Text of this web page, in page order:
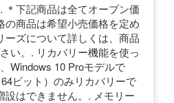
＊下記商品は全てオープン価
の商品は希望小売価格を定め
ーズについて詳しくは、商品
い。. リカバリー機能を使っ
Windows 10 Proモデルで
ビット）のみリカバリーで
設はできません。. メモリー